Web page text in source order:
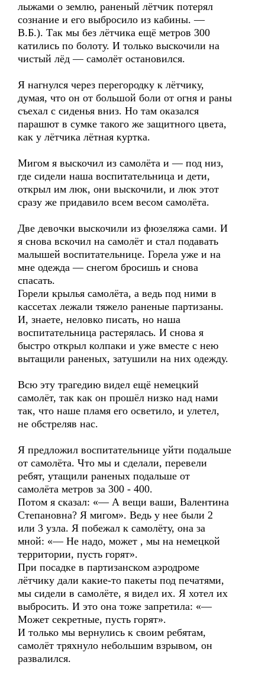
лыжами о землю, раненый лётчик потерял
сознание и его выбросило из кабины. —
В.Б.). Так мы без лётчика ещё метров 300
катились по болоту. И только выскочили на
чистый лёд — самолёт остановился.
Я нагнулся через перегородку к лётчику,
думая, что он от большой боли от огня и раны
съехал с сиденья вниз. Но там оказался
парашют в сумке такого же защитного цвета,
как у лётчика лётная куртка.
Мигом я выскочил из самолёта и — под низ,
где сидели наша воспитательница и дети,
открыл им люк, они выскочили, и люк этот
сразу же придавило всем весом самолёта.
Две девочки выскочили из фюзеляжа сами. И
я снова вскочил на самолёт и стал подавать
малышей воспитательнице. Горела уже и на
мне одежда — снегом бросишь и снова
спасать.
Горели крылья самолёта, а ведь под ними в
кассетах лежали тяжело раненые партизаны.
И, знаете, неловко писать, но наша
воспитательница растерялась. И снова я
быстро открыл колпаки и уже вместе с нею
вытащили раненых, затушили на них одежду.
Всю эту трагедию видел ещё немецкий
самолёт, так как он прошёл низко над нами
так, что наше пламя его осветило, и улетел,
не обстреляв нас.
Я предложил воспитательнице уйти подальше
от самолёта. Что мы и сделали, перевели
ребят, утащили раненых подальше от
самолёта метров за 300 - 400.
Потом я сказал: «— А вещи ваши, Валентина
Степановна? Я мигом». Ведь у нее были 2
или 3 узла. Я побежал к самолёту, она за
мной: «— Не надо, может , мы на немецкой
территории, пусть горят».
При посадке в партизанском аэродроме
лётчику дали какие-то пакеты под печатями,
мы сидели в самолёте, я видел их. Я хотел их
выбросить. И это она тоже запретила: «—
Может секретные, пусть горят».
И только мы вернулись к своим ребятам,
самолёт тряхнуло небольшим взрывом, он
развалился.